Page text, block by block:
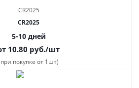
CR2025
5-10 дней
10.80 руб./шт
покупке от 1шт)